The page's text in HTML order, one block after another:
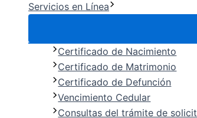
Servicios en Línea
Certificado de Nacimiento
Certificado de Matrimonio
Certificado de Defunción
Vencimiento Cedular
Consultas del trámite de